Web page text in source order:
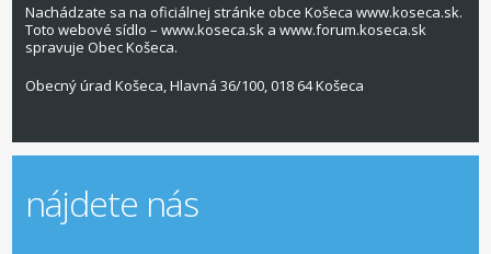
Nachádzate sa na oficiálnej stránke obce Košeca www.koseca.sk.
Toto webové sídlo – www.koseca.sk a www.forum.koseca.sk
spravuje Obec Košeca.
Obecný úrad Košeca, Hlavná 36/100, 018 64 Košeca
nájdete nás